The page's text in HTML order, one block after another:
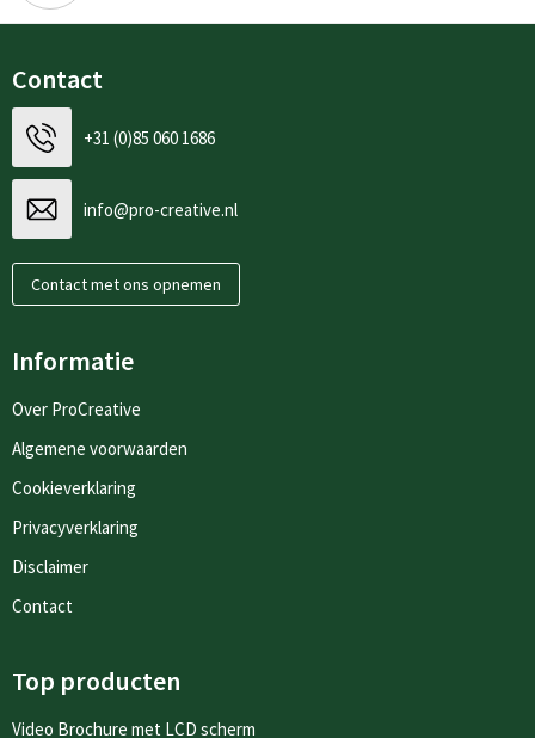
Contact
+31 (0)85 060 1686
info@pro-creative.nl
Contact met ons opnemen
Informatie
Over ProCreative
Algemene voorwaarden
Cookieverklaring
Privacyverklaring
Disclaimer
Contact
Top producten
Video Brochure met LCD scherm